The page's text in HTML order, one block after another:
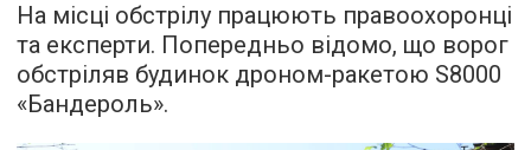
На місці обстрілу працюють правоохоронці
та експерти. Попередньо відомо, що ворог
обстріляв будинок дроном-ракетою S8000
«Бандероль».